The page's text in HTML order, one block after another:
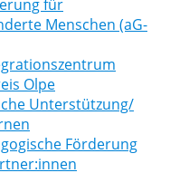
für
Menschen (aG-
Olpe
Unterstützung/
Förderung